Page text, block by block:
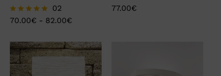
Valutato
02
70.00€ - 82.00€
77.00€